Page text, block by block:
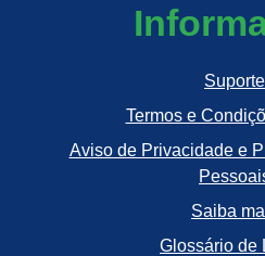
Suporte
Termos e
Aviso de Privacidade e
Saiba
Glossário de